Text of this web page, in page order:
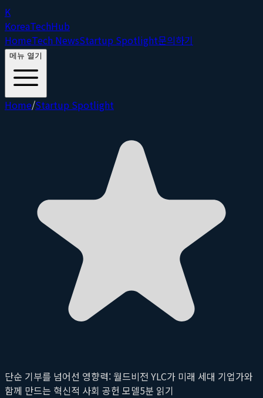
K
KoreaTechHub
HomeTech NewsStartup Spotlight문의하기
메뉴 열기
Home/Startup Spotlight
단순 기부를 넘어선 영향력: 월드비전 YLC가 미래 세대 기업가와
함께 만드는 혁신적 사회 공헌 모델5분 읽기